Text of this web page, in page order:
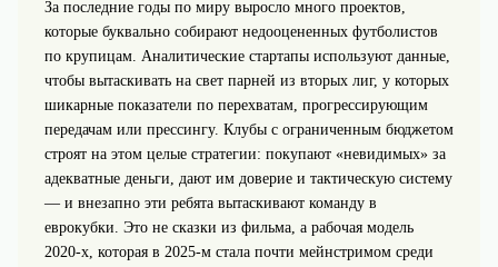
За последние годы по миру выросло много проектов,
которые буквально собирают недооцененных футболистов
по крупицам. Аналитические стартапы используют данные,
чтобы вытаскивать на свет парней из вторых лиг, у которых
шикарные показатели по перехватам, прогрессирующим
передачам или прессингу. Клубы с ограниченным бюджетом
строят на этом целые стратегии: покупают «невидимых» за
адекватные деньги, дают им доверие и тактическую систему
— и внезапно эти ребята вытаскивают команду в
еврокубки. Это не сказки из фильма, а рабочая модель
2020‑х, которая в 2025‑м стала почти мейнстримом среди